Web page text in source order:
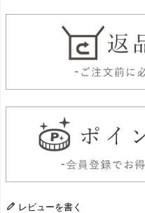
レビューを書く